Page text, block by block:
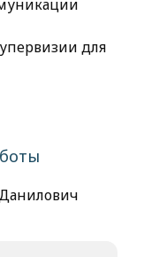
для